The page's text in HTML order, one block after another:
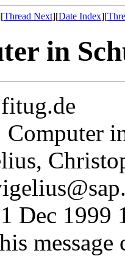
Thread Next][Date Index][
in
Computer
Dec 1999